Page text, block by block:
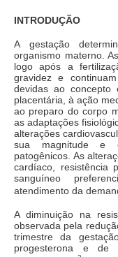
INTRODUÇÃO
A gestação
organismo materno.
logo após a
gravidez e
devidas ao concepto
placentária, à ação
ao preparo do corpo
as adaptações
alterações
sua magnitude e
patogênicos. As
cardíaco, resistência
sanguíneo
atendimento da
A diminuição na
observada pela
trimestre da
progesterona e de